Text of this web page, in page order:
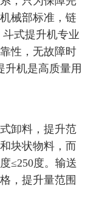
械部标准，链
斗式提升机专业
性，无故障时
提升机是高质量用
卸料，提升范
块状物料，而
≤250度。输送
，提升量范围